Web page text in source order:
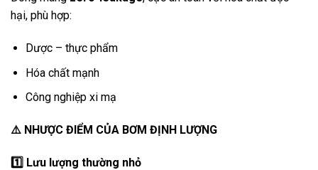
hại, phù hợp:
Dược – thực phẩm
Hóa chất mạnh
Công nghiệp xi mạ
⚠️ NHƯỢC ĐIỂM CỦA BƠM ĐỊNH LƯỢNG
1️ Lưu lượng thường nhỏ